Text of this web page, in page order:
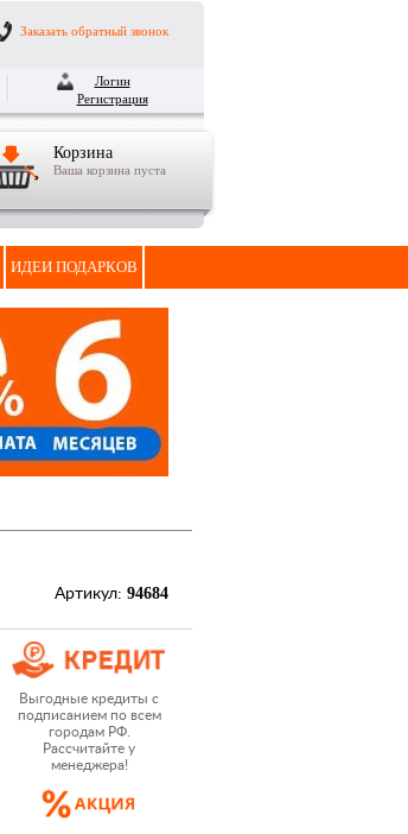
Заказать обратный звонок
Логин
Регистрация
Корзина
Ваша корзина пуста
ИДЕИ ПОДАРКОВ
Артикул: 94684
Выгодные кредиты с
подписанием по всем
городам РФ.
Рассчитайте у
менеджера!